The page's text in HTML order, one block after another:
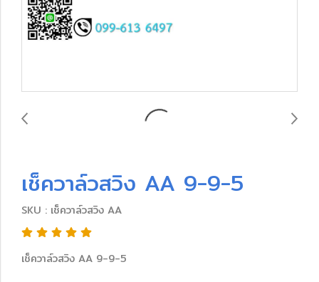
เช็ควาล์วสวิง AA 9-9-5
SKU : เช็ควาล์วสวิง AA
เช็ควาล์วสวิง AA 9-9-5